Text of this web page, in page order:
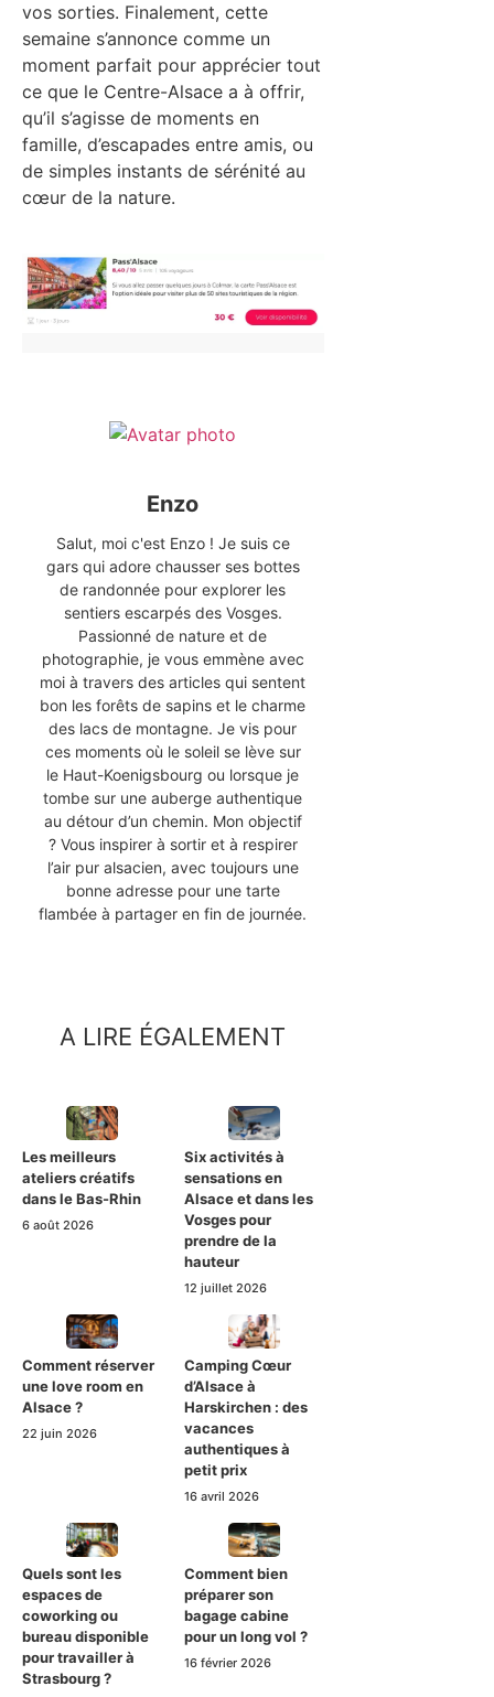
vos sorties. Finalement, cette
semaine s’annonce comme un
moment parfait pour apprécier tout
ce que le Centre-Alsace a à offrir,
qu’il s’agisse de moments en
famille, d’escapades entre amis, ou
de simples instants de sérénité au
cœur de la nature.
Enzo
Salut, moi c'est Enzo ! Je suis ce
gars qui adore chausser ses bottes
de randonnée pour explorer les
sentiers escarpés des Vosges.
Passionné de nature et de
photographie, je vous emmène avec
moi à travers des articles qui sentent
bon les forêts de sapins et le charme
des lacs de montagne. Je vis pour
ces moments où le soleil se lève sur
le Haut-Koenigsbourg ou lorsque je
tombe sur une auberge authentique
au détour d’un chemin. Mon objectif
? Vous inspirer à sortir et à respirer
l’air pur alsacien, avec toujours une
bonne adresse pour une tarte
flambée à partager en fin de journée.
A LIRE ÉGALEMENT
Les meilleurs
ateliers créatifs
dans le Bas-Rhin
6 août 2026
Six activités à
sensations en
Alsace et dans les
Vosges pour
prendre de la
hauteur
12 juillet 2026
Comment réserver
une love room en
Alsace ?
22 juin 2026
Camping Cœur
d’Alsace à
Harskirchen : des
vacances
authentiques à
petit prix
16 avril 2026
Quels sont les
espaces de
coworking ou
bureau disponible
pour travailler à
Strasbourg ?
Comment bien
préparer son
bagage cabine
pour un long vol ?
16 février 2026